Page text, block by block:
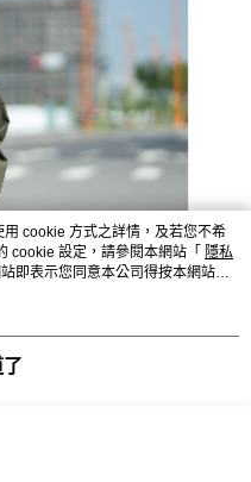
cookie 方式之詳情，及若您不希
cookie 設定，請參閱本網站「 隱私
即表示您同意本公司得按本網站使